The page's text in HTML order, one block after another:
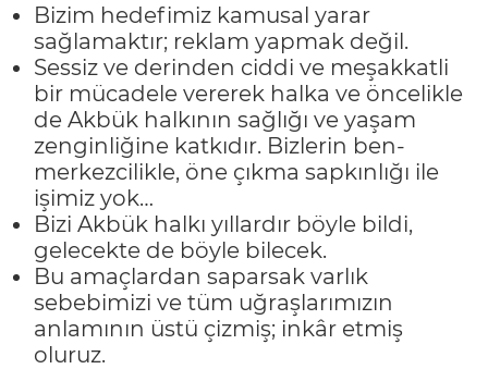
Bizim hedefimiz kamusal yarar
sağlamaktır; reklam yapmak değil.
Sessiz ve derinden ciddi ve meşakkatli
bir mücadele vererek halka ve öncelikle
de Akbük halkının sağlığı ve yaşam
zenginliğine katkıdır. Bizlerin ben-
merkezcilikle, öne çıkma sapkınlığı ile
işimiz yok…
Bizi Akbük halkı yıllardır böyle bildi,
gelecekte de böyle bilecek.
Bu amaçlardan saparsak varlık
sebebimizi ve tüm uğraşlarımızın
anlamının üstü çizmiş; inkâr etmiş
oluruz.